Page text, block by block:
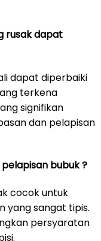
rusak dapat
dapat diperbaiki
terkena
signifikan
dan pelapisan
bubuk ?
cocok untuk
yang sangat tipis.
persyaratan